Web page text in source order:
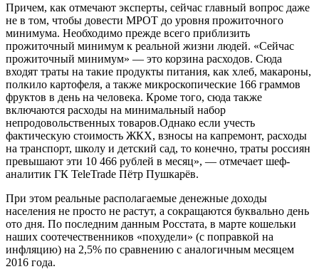
Причем, как отмечают эксперты, сейчас главный вопрос даже
не в том, чтобы довести МРОТ до уровня прожиточного
минимума. Необходимо прежде всего приблизить
прожиточный минимум к реальной жизни людей. «Сейчас
прожиточный минимум» — это корзина расходов. Сюда
входят траты на такие продукты питания, как хлеб, макароны,
полкило картофеля, а также микроскопические 166 граммов
фруктов в день на человека. Кроме того, сюда также
включаются расходы на минимальный набор
непродовольственных товаров.Однако если учесть
фактическую стоимость ЖКХ, взносы на капремонт, расходы
на транспорт, школу и детский сад, то конечно, траты россиян
превышают эти 10 466 рублей в месяц», — отмечает шеф-
аналитик ГК TeleTrade Пётр Пушкарёв.
При этом реальные располагаемые денежные доходы
населения не просто не растут, а сокращаются буквально день
ото дня. По последним данным Росстата, в марте кошельки
наших соотечественников «похудели» (с поправкой на
инфляцию) на 2,5% по сравнению с аналогичным месяцем
2016 года.